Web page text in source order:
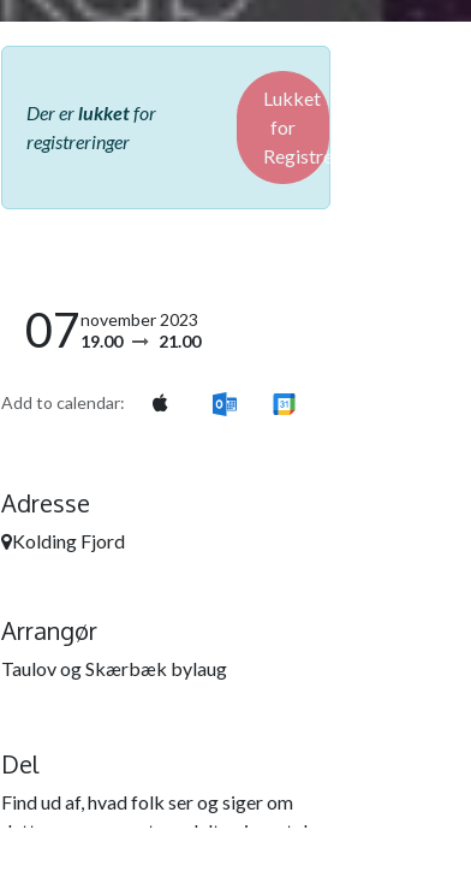
Der erlukketfor
registreringer
Lukket
for
Registreringer
07november 2023
19.00
21.00
Add to calendar:
Adresse
Kolding Fjord
Arrangør
Taulov og Skærbæk bylaug
Del
Find ud af, hvad folk ser og siger om
dette arrangement, og deltag i samtalen.